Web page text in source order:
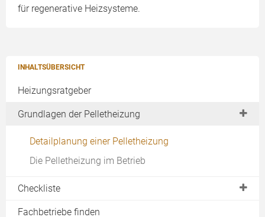
INHALTSÜBERSICHT
Heizungsratgeber
Grundlagen der Pelletheizung
Detailplanung einer Pelletheizung
Die Pelletheizung im Betrieb
Checkliste
Planung
Fachbetriebe finden
für regenerative Heizsysteme.